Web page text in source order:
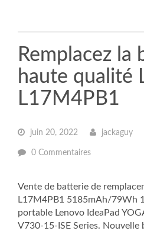
Remplacez la
haute qualité
L17M4PB1
juin 20, 2022 jackaguy
0 Commentaires
Vente de batterie de
L17M4PB1 5185mAh/79Wh
portable Lenovo IdeaPad
V730-15-ISE Series. Nouvelle